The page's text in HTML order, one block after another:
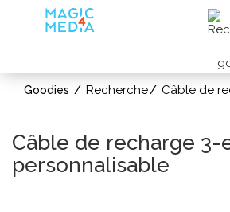
Goodies Recherche Câble de
Câble de recharge 3-
personnalisable